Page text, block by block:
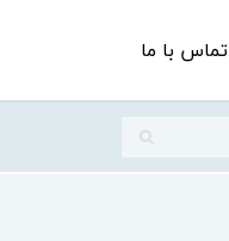
تماس با ما